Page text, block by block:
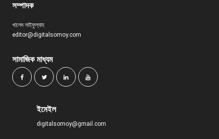
সম্পাদক
খালেদ সাইফুল্যাহ
editor@digitalsomoy.com
সামাজিক মাধ্যম
ইমেইল
digitalsomoy@gmail.com